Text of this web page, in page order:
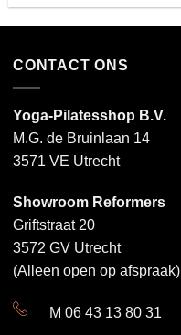
heeft
Deze
optie
kan
worden
op
de
productpagina
CONTACT ONS
Yoga-Pilatesshop B.V.
M.G. de Bruinlaan 14
3571 VE Utrecht
Showroom Reformers
Griftstraat 20
3572 GV Utrecht
(Alleen open op afspraak)
M 06 43 13 80 31